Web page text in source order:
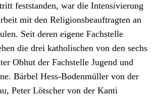
fest­standen, war die Inten­sivierung
mit den Reli­gions­beauf­tragten an
Seit deren eigene Fach­stelle
die drei katholis­chen von den sechs
Obhut der Fach­stelle Jugend und
Bär­bel Hess-Boden­müller von der
Peter Lötsch­er von der Kan­ti